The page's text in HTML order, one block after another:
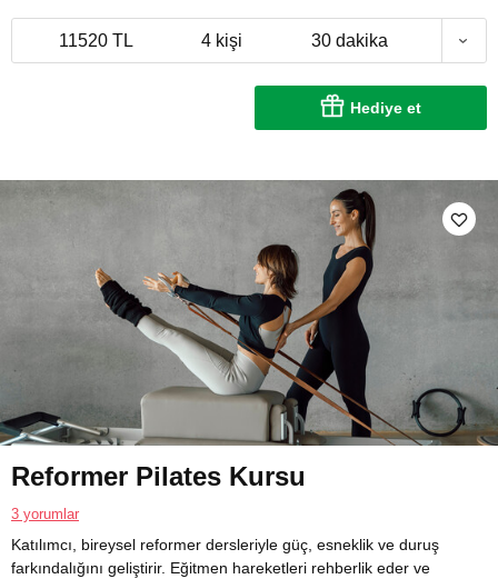
11520 TL 4 kişi 30 dakika
Hediye et
Reformer Pilates Kursu
3 yorumlar
Katılımcı, bireysel reformer dersleriyle güç, esneklik ve duruş
farkındalığını geliştirir. Eğitmen hareketleri rehberlik eder ve